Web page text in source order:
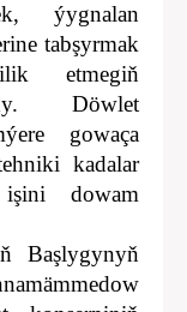
ýygnalan
tabşyrmak
etmegiň
Döwlet
gowaça
kadalar
dowam
Başlygynyň